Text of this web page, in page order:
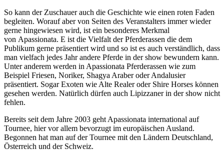
So kann der Zuschauer auch die Geschichte wie einen roten Faden
begleiten. Worauf aber von Seiten des Veranstalters immer wieder
gerne hingewiesen wird, ist ein besonderes Merkmal
von Apassionata. E ist die Vielfalt der Pferderassen die dem
Publikum gerne präsentiert wird und so ist es auch verständlich, dass
man vielfach jedes Jahr andere Pferde in der show bewundern kann.
Unter anderem werden in Apassionata Pferderassen wie zum
Beispiel Friesen, Noriker, Shagya Araber oder Andalusier
präsentiert. Sogar Exoten wie Alte Realer oder Shire Horses können
gesehen werden. Natürlich dürfen auch Lipizzaner in der show nicht
fehlen.
Bereits seit dem Jahre 2003 geht Apassionata international auf
Tournee, hier vor allem bevorzugt im europäischen Ausland.
Begonnen hat man auf der Tournee mit den Ländern Deutschland,
Österreich und der Schweiz.